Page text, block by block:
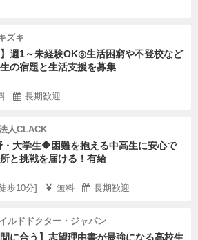
ズキ
】週1～未経験OK◎生活困窮や不登校など
の宿題と生活支援を募集
長期歓迎
人CLACK
・大学生🔶困難を抱える中高生に安心で
と挑戦を届ける！有給
歩10分] 無料 長期歓迎
ルドドクター・ジャパン
間に合う】志望理由書が最強になる高校生